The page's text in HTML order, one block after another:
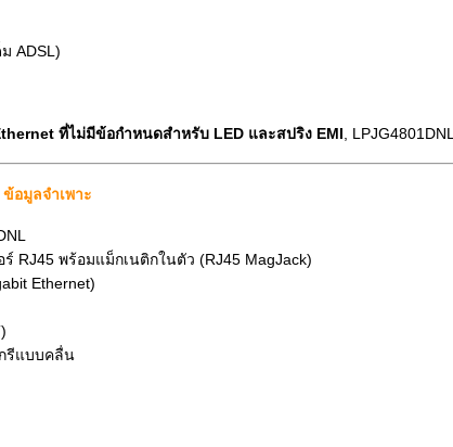
ADSL)
ที่ไม่มีข้อกำหนดสำหรับ LED และสปริง EMI ,
ข้อมูลจำเพาะ
ร์ RJ45 พร้อมแม็กเนติกในตัว (RJ45 MagJack)
Ethernet)
รีแบบคลื่น